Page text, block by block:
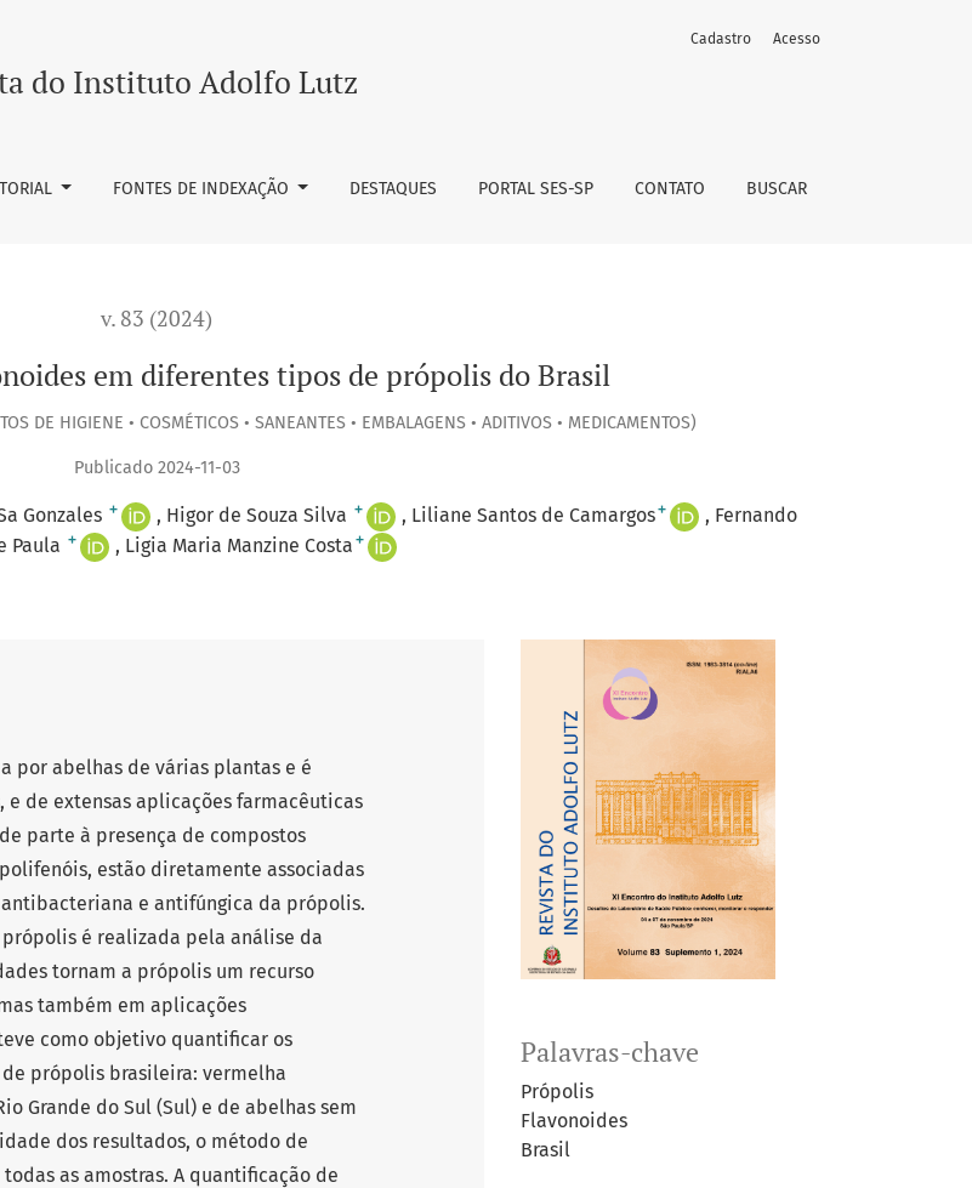
do Brasil
do Instituto Adolfo Lutz
FONTES DE INDEXAÇÃO DESTAQUES PORTAL SES-SP CONTATO BUSCAR
Cadastro Acesso
v. 83 (2024)
em diferentes tipos de própolis do Brasil
DE HIGIENE • COSMÉTICOS • SANEANTES • EMBALAGENS • ADITIVOS • MEDICAMENTOS)
Publicado 2024-11-03
Gonzales + Higor de Souza Silva + Liliane Santos de Camargos+
Fernando
Paula + Ligia Maria Manzine Costa +
Palavras-chave
Própolis
Flavonoides
Brasil
por abelhas de várias plantas e é
de extensas aplicações farmacêuticas
parte à presença de compostos
estão diretamente associadas
e antifúngica da própolis.
é realizada pela análise da
tornam a própolis um recurso
também em aplicações
como objetivo quantificar os
própolis brasileira: vermelha
Grande do Sul (Sul) e de abelhas sem
dos resultados, o método de
as amostras. A quantificação de